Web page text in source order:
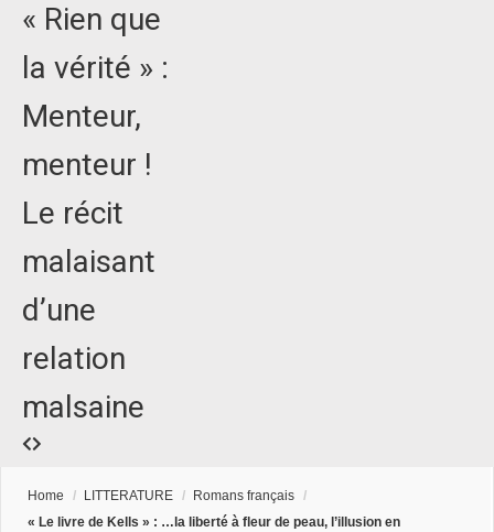
« Rien que
la vérité » :
Menteur,
menteur !
Le récit
malaisant
d’une
relation
malsaine
Home / LITTERATURE / Romans français /
« Le livre de Kells » : …la liberté à fleur de peau, l’illusion en